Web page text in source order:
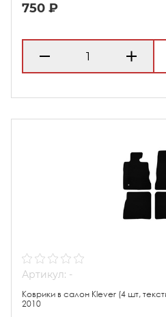
750 ₽
Артикул: -
Коврики в салон Klever (4 шт,
2010